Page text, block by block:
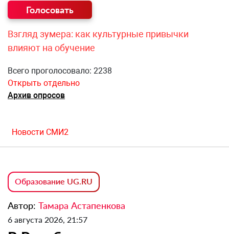
Взгляд зумера: как культурные привычки
влияют на обучение
Всего проголосовало: 2238
Открыть отдельно
Архив опросов
Новости СМИ2
Образование UG.RU
Автор: Тамара Астапенкова
6 августа 2026, 21:57